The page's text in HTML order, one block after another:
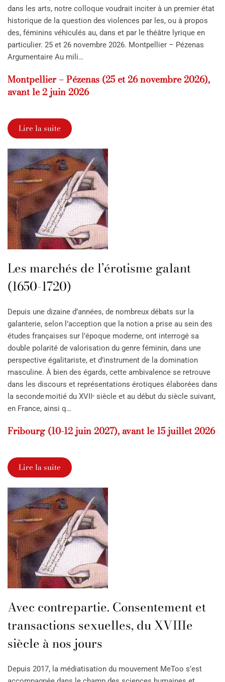
dans les arts, notre colloque voudrait inciter à un premier état
historique de la question des violences par les, ou à propos
des, féminins véhiculés au, dans et par le théâtre lyrique en
particulier. 25 et 26 novembre 2026. Montpellier – Pézenas
Argumentaire Au mili…
Montpellier – Pézenas (25 et 26 novembre 2026),
avant le 2 juin 2026
Lire la suite
Les marchés de l’érotisme galant
(1650-1720)
Depuis une dizaine d’années, de nombreux débats sur la
galanterie, selon l’acception que la notion a prise au sein des
études françaises sur l’époque moderne, ont interrogé sa
double polarité de valorisation du genre féminin, dans une
perspective égalitariste, et d’instrument de la domination
masculine. À bien des égards, cette ambivalence se retrouve
dans les discours et représentations érotiques élaborées dans
la seconde moitié du XVIIᵉ siècle et au début du siècle suivant,
en France, ainsi q…
Fribourg (10-12 juin 2027), avant le 15 juillet 2026
Lire la suite
Avec contrepartie. Consentement et
transactions sexuelles, du XVIIIe
siècle à nos jours
Depuis 2017, la médiatisation du mouvement MeToo s’est